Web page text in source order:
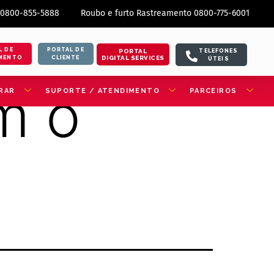
855-5888 Roubo e furto Rastreamento 0800-775-6001
DE
PORTAL DE
CLIENTE
PORTAL
DIGITAL SERVICES
TELEFONES
ÚTEIS
SUPORTE / ATENDIMENTO PARCEIROS
o